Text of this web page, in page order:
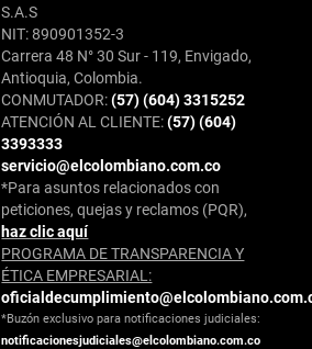
S.A.S
NIT: 890901352-3
Carrera 48 N° 30 Sur - 119, Envigado,
Antioquia, Colombia.
CONMUTADOR:(57) (604) 3315252
ATENCIÓN AL CLIENTE:(57) (604)
3393333
servicio@elcolombiano.com.co
*Para asuntos relacionados con
peticiones, quejas y reclamos (PQR),
haz clic aquí
PROGRAMA DE TRANSPARENCIA Y
ÉTICA EMPRESARIAL:
*Buzón exclusivo para notificaciones judiciales:
notificacionesjudiciales@elcolombiano.com.co